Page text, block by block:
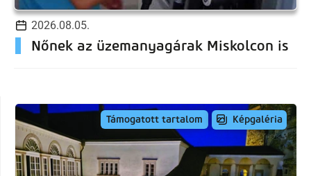
2026.08.05.
Nőnek az üzemanyagárak Miskolcon is
Támogatott tartalom Képgaléria